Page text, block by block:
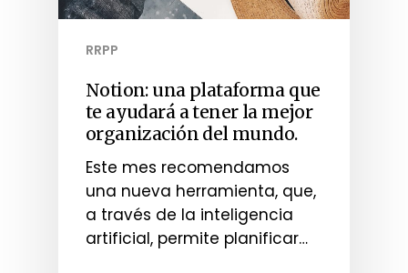
RRPP
Notion: una plataforma que
te ayudará a tener la mejor
organización del mundo.
Este mes recomendamos
una nueva herramienta, que,
a través de la inteligencia
artificial, permite planificar…